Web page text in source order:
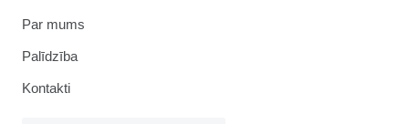
Par mums
Palīdzība
Kontakti